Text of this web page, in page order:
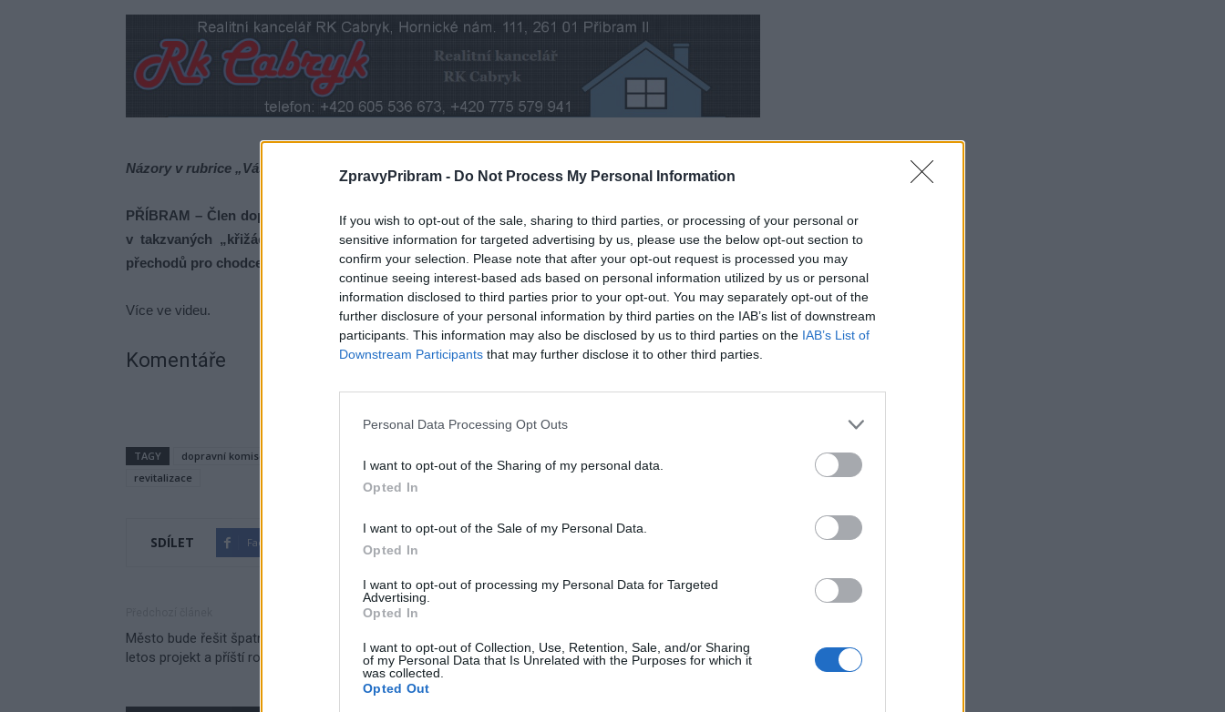
ZpravyPribram - Do Not Process My Personal Information
If you wish to opt-out of the sale, sharing to third parties, or processing of your personal or
sensitive information for targeted advertising by us, please use the below opt-out section to
confirm your selection. Please note that after your opt-out request is processed you may
continue seeing interest-based ads based on personal information utilized by us or personal
information disclosed to third parties prior to your opt-out. You may separately opt-out of the
further disclosure of your personal information by third parties on the IAB’s list of downstream
participants. This information may also be disclosed by us to third parties on the IAB’s List of
Downstream Participants that may further disclose it to other third parties.
Personal Data Processing Opt Outs
I want to opt-out of the Sharing of my personal data.
Opted In
I want to opt-out of the Sale of my Personal Data.
Opted In
I want to opt-out of processing my Personal Data for Targeted
Advertising.
Opted In
I want to opt-out of Collection, Use, Retention, Sale, and/or Sharing
of my Personal Data that Is Unrelated with the Purposes for which it
was collected.
Opted Out
Názory v rubrice „Váš názor“ se nemusí shodovat s názory redakce.
PŘÍBRAM – Člen dopravní komise města Petr Magera zhodnotil technické provedení pěší zóny Cíl
v takzvaných „křižácích“ a také se vyjádřil k plánovanému parkovišti Na Flusárně a osvětlení
přechodů pro chodce.
Více ve videu.
Komentáře
TAGY dopravní komise
revitalizace
SDÍLET Facebook
Město bude řešit špatný stav mostů a lávek,
letos projekt a příští rok oprava deseti nejhorších
najdou odložené děti v kufříku